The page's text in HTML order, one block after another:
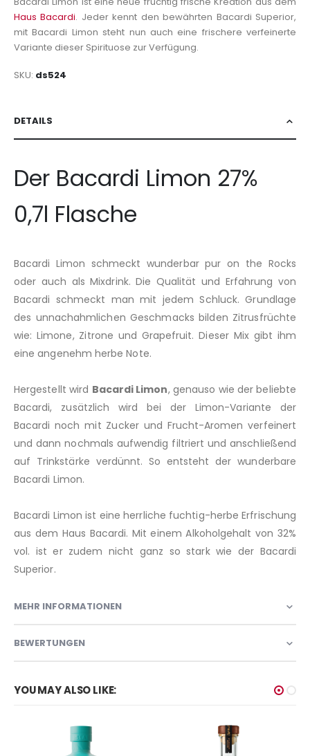
Haus Bacardi. Jeder kennt den bewährten Bacardi Superior,
mit Bacardi Limon steht nun auch eine frischere verfeinerte
Variante dieser Spirituose zur Verfügung.
SKU ds524
DETAILS
Der Bacardi Limon 27%
0,7l Flasche
Bacardi Limon schmeckt wunderbar pur on the Rocks
oder auch als Mixdrink. Die Qualität und Erfahrung von
Bacardi schmeckt man mit jedem Schluck. Grundlage
des unnachahmlichen Geschmacks bilden Zitrusfrüchte
wie: Limone, Zitrone und Grapefruit. Dieser Mix gibt ihm
eine angenehm herbe Note.
Hergestellt wird Bacardi Limon, genauso wie der beliebte
Bacardi, zusätzlich wird bei der Limon-Variante der
Bacardi noch mit Zucker und Frucht-Aromen verfeinert
und dann nochmals aufwendig filtriert und anschließend
auf Trinkstärke verdünnt. So entsteht der wunderbare
Bacardi Limon.
Bacardi Limon ist eine herrliche fuchtig-herbe Erfrischung
aus dem Haus Bacardi. Mit einem Alkoholgehalt von 32%
vol. ist er zudem nicht ganz so stark wie der Bacardi
Superior.
MEHR INFORMATIONEN
BEWERTUNGEN
YOU MAY ALSO LIKE: